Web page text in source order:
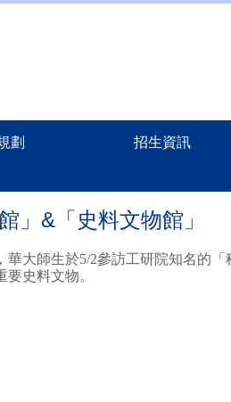
劃 招生資訊
」&「史料文物館」
大師生於5/2參訪工研院知名的
史料文物。